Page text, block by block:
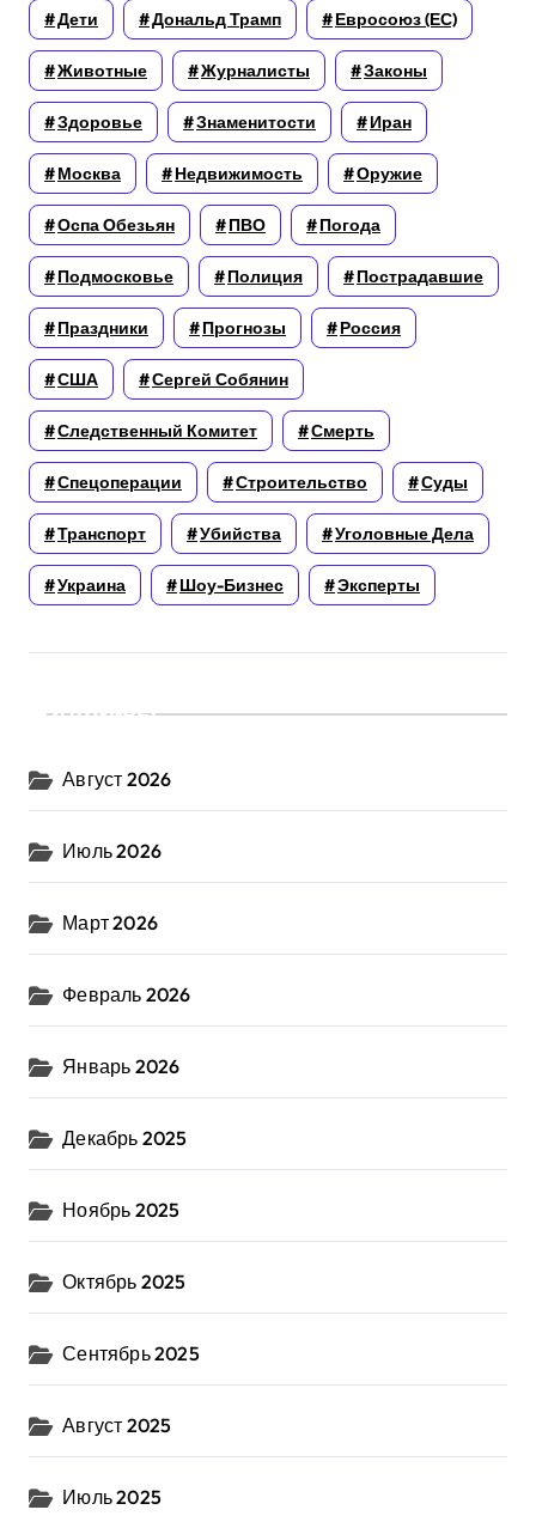
Дети Дональд Трамп Евросоюз (ЕС)
Животные Журналисты Законы
Здоровье Знаменитости Иран
Москва Недвижимость Оружие
Оспа Обезьян ПВО Погода
Подмосковье Полиция Пострадавшие
Праздники Прогнозы Россия
США Сергей Собянин
Следственный Комитет Смерть
Спецоперации Строительство Суды
Транспорт Убийства Уголовные Дела
Украина Шоу-Бизнес Эксперты
Архивы
Август 2026
Июль 2026
Март 2026
Февраль 2026
Январь 2026
Декабрь 2025
Ноябрь 2025
Октябрь 2025
Сентябрь 2025
Август 2025
Июль 2025